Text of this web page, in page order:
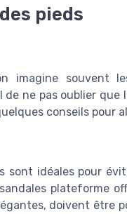
pieds
imagine souvent
de ne pas oublier
conseils pour
sont idéales pour
plateforme
doivent être